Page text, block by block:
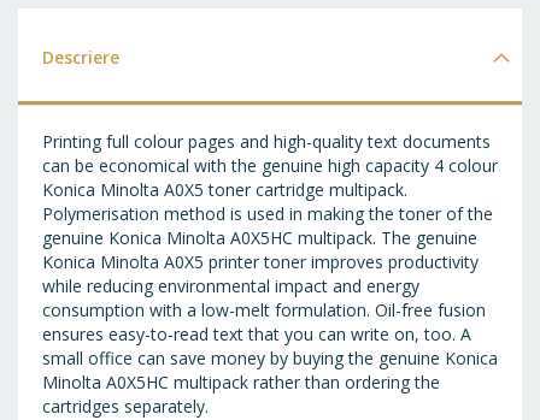
Descriere
Printing full colour pages and high-quality text documents
can be economical with the genuine high capacity 4 colour
Konica Minolta A0X5 toner cartridge multipack.
Polymerisation method is used in making the toner of the
genuine Konica Minolta A0X5HC multipack. The genuine
Konica Minolta A0X5 printer toner improves productivity
while reducing environmental impact and energy
consumption with a low-melt formulation. Oil-free fusion
ensures easy-to-read text that you can write on, too. A
small office can save money by buying the genuine Konica
Minolta A0X5HC multipack rather than ordering the
cartridges separately.